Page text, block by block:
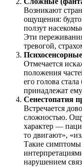
Возникают
ощущения: будто
ползут
Эти
тревогой,
Отмечается
положения
его голова
принадлежат
Сенестопатия
Встречается
сложностью.
характер —
то двигают»,
Такие
нарушением